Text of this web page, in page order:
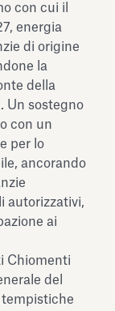
con cui il
energia
di origine
la
della
Un sostegno
con un
per lo
ancorando
autorizzativi,
ai
Chiomenti
del
tempistiche